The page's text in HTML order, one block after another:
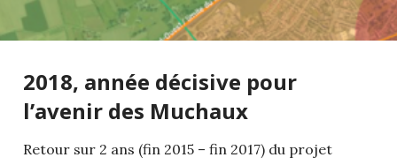
2018, année décisive pour
l’avenir des Muchaux
Retour sur 2 ans (fin 2015 – fin 2017) du projet